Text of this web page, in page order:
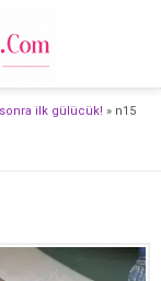
ilk gülücük! » n15